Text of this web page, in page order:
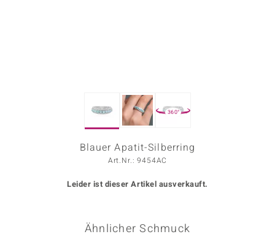
360°
Blauer Apatit-Silberring
Art.Nr.: 9454AC
Leider ist dieser Artikel ausverkauft.
Ähnlicher Schmuck